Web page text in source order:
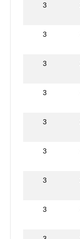
3
3
3
3
3
3
3
3